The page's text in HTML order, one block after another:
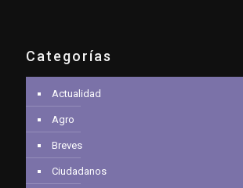
Categorías
Actualidad
Agro
Breves
Ciudadanos